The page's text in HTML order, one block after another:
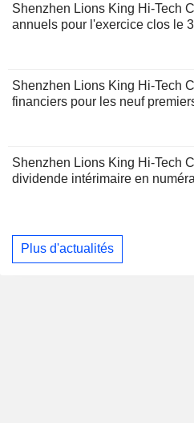
Shenzhen Lions King Hi-Tech
annuels pour l'exercice clos le
Shenzhen Lions King Hi-Tech
financiers pour les neuf
Shenzhen Lions King Hi-Tech
dividende intérimaire en
Plus d'actualités